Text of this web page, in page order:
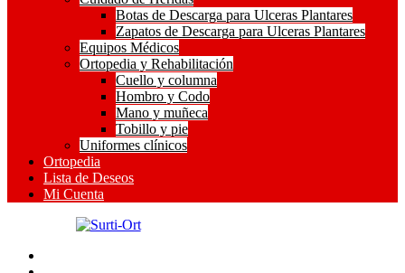
Botas de Descarga para Ulceras Plantares
Zapatos de Descarga para Ulceras Plantares
Equipos Médicos
Ortopedia y Rehabilitación
Cuello y columna
Hombro y Codo
Mano y muñeca
Tobillo y pie
Uniformes clínicos
Ortopedia
Lista de Deseos
Mi Cuenta